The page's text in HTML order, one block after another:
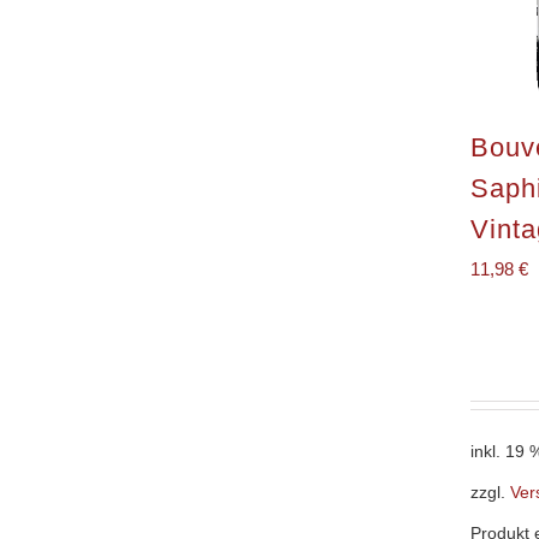
11,98 €
inkl. 19
zzgl.
Produkt